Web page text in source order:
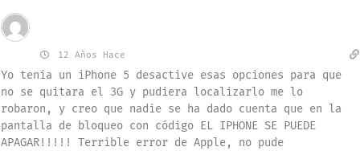
12 Años Hace
Yo tenía un iPhone 5 desactive esas opciones para que
no se quitara el 3G y pudiera localizarlo me lo
robaron, y creo que nadie se ha dado cuenta que en la
pantalla de bloqueo con código EL IPHONE SE PUEDE
APAGAR!!!!! Terrible error de Apple, no pude